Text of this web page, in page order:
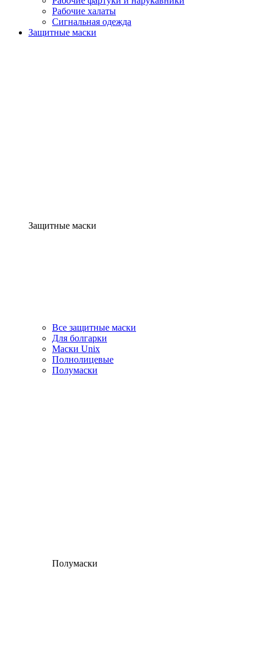
Рабочие халаты
Сигнальная одежда
Защитные маски
Защитные маски
Все защитные маски
Для болгарки
Маски Unix
Полнолицевые
Полумаски
Полумаски